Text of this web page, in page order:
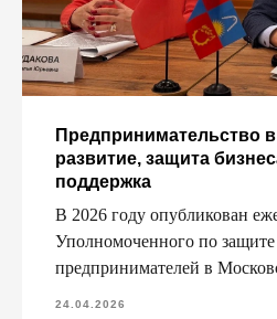
Предпринимательство
развитие, защита
поддержка
В 2026 году опубликован
Уполномоченного по защите
предпринимателей в
24.04.2026